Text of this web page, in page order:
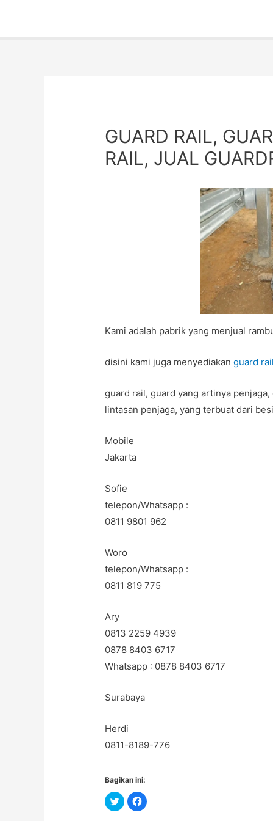
GUARD RAIL,
RAIL, JUAL
Kami adalah pabrik yang menjual
disini kami juga menyediakanguard rail
guard rail, guard yang artinya
lintasan penjaga, yang terbuat dari
Mobile
Jakarta
Sofie
telepon/Whatsapp :
0811 9801 962
Woro
telepon/Whatsapp :
0811 819 775
Ary
0813 2259 4939
0878 8403 6717
Whatsapp : 0878 8403 6717
Surabaya
Herdi
0811-8189-776
Bagikan ini:
C
l
C
l